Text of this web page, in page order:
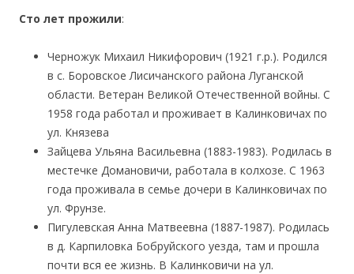
Сто лет прожили:
Черножук Михаил Никифорович (1921 г.р.). Родился
в с. Боровское Лисичанского района Луганской
области. Ветеран Великой Отечественной войны. С
1958 года работал и проживает в Калинковичах по
ул. Князева
Зайцева Ульяна Васильевна (1883-1983). Родилась в
местечке Домановичи, работала в колхозе. С 1963
года проживала в семье дочери в Калинковичах по
ул. Фрунзе.
Пигулевская Анна Матвеевна (1887-1987). Родилась
в д. Карпиловка Бобруйского уезда, там и прошла
почти вся ее жизнь. В Калинковичи на ул.